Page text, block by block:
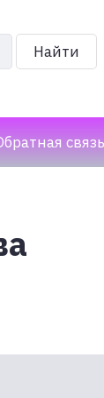
Найти
связь